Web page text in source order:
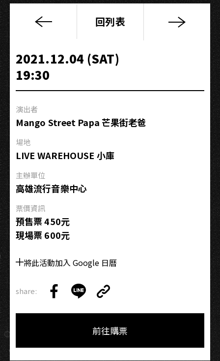
《多
山
大
王》
巡
｜
高
雄
絕
可
以
色
回列表
2021.12.04 (SAT)
19:30
演出者
Mango Street Papa 芒果街老爸
場地
LIVE WAREHOUSE 小庫
主辦單位
高雄流行音樂中心
票價資訊
預售票 450元
現場票 600元
將此活動加入 Google 日曆
share:
on
on
Link
Copy
前往購票